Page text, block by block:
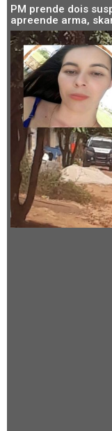
PM prende dois
apreende arma,